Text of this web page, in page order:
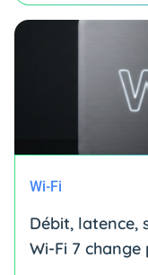
Wi-Fi
Débit, latence,
Wi-Fi 7